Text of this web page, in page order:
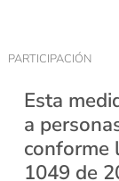
PARTICIPACIÓN
Esta
a
conforme
1049 de